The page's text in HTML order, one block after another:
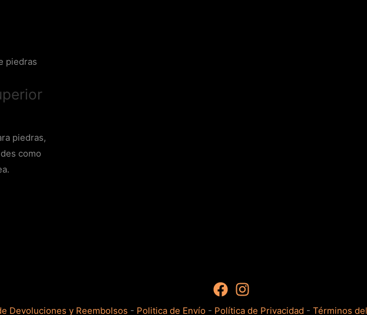
piedras,
como
Devoluciones y Reembolsos - Politica de Envío - Política de Privacidad - Términos